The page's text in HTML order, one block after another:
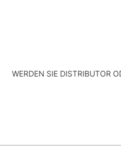
WERDEN SIE DISTRIBUTOR